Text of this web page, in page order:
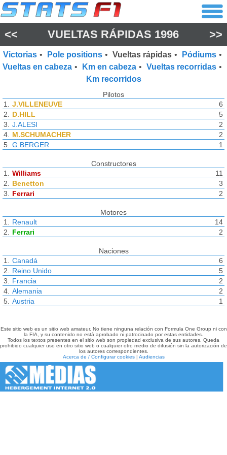
<< VUELTAS RÁPIDAS 1996 >>
Victorias • Pole positions • Vueltas rápidas • Pódiums •
Vueltas en cabeza • Km en cabeza • Vueltas recorridas •
Km recorridos
Pilotos
1.
J.VILLENEUVE
6
2.
D.HILL
5
3.
J.ALESI
2
4.
M.SCHUMACHER
2
5. G.BERGER 1
Constructores
1.
Williams
11
2.
Benetton
3
3.
Ferrari 2
Motores
1.
Renault
14
2.
Ferrari 2
Naciones
1.
Canadá
6
2.
Reino Unido
5
3.
Francia
2
4. Alemania
2
5. Austria 1
Este sitio web es un sitio web amateur. No tiene ninguna relación con Formula One Group ni con
la FIA, y su contenido no está aprobado ni patrocinado por estas entidades.
Todos los textos presentes en el sitio web son propiedad exclusiva de sus autores. Queda
prohibido cualquier uso en otro sitio web o cualquier otro medio de difusión sin la autorización de
los autores correspondientes.
Acerca de / Configurar cookies| Audiencias